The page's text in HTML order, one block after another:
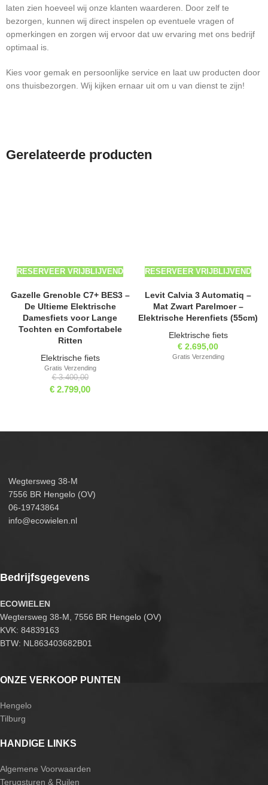
laten zien hoeveel wij onze klanten waarderen. Door zelf te
bezorgen, kunnen wij direct inspelen op eventuele vragen of
opmerkingen en zorgen wij ervoor dat uw ervaring met ons bedrijf
optimaal is.
Kies voor gemak en persoonlijke service en laat uw producten door
ons thuisbezorgen. Wij kijken ernaar uit om u van dienst te zijn!
Gerelateerde producten
RESERVEER VRIJBLIJVEND
Gazelle Grenoble C7+ BES3 –
De Ultieme Elektrische
Damesfiets voor Lange
Tochten en Comfortabele
Ritten
Elektrische fiets
€3.400,00
€ 2.799,00
Gratis Verzending
RESERVEER VRIJBLIJVEND
Levit Calvia 3 Automatiq –
Mat Zwart Parelmoer –
Elektrische Herenfiets (55cm)
Elektrische fiets
€ 2.695,00
Gratis Verzending
Wegtersweg 38-M
7556 BR Hengelo (OV)
06-19743864
info@ecowielen.nl
Bedrijfsgegevens
ECOWIELEN
Wegtersweg 38-M, 7556 BR Hengelo (OV)
KVK: 84839163
BTW: NL863403682B01
ONZE VERKOOP PUNTEN
Hengelo
Tilburg
HANDIGE LINKS
Algemene Voorwaarden
Terugsturen & Ruilen